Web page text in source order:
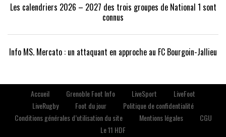
Les calendriers 2026 – 2027 des trois groupes de National 1 sont
connus
Info MS. Mercato : un attaquant en approche au FC Bourgoin-Jallieu
Accueil Grenoble Foot Info LiveSport
LiveFoot
LiveRugby
Foot du jour
Politique de confidentialité
Conditions générales d’utilisation du site
Mentions légales
CGU
Le 11 HDF